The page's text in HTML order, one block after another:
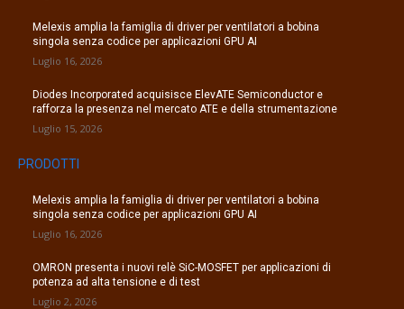
Melexis amplia la famiglia di driver per ventilatori a bobina
singola senza codice per applicazioni GPU AI
Luglio 16, 2026
Diodes Incorporated acquisisce ElevATE Semiconductor e
rafforza la presenza nel mercato ATE e della strumentazione
Luglio 15, 2026
PRODOTTI
Melexis amplia la famiglia di driver per ventilatori a bobina
singola senza codice per applicazioni GPU AI
Luglio 16, 2026
OMRON presenta i nuovi relè SiC-MOSFET per applicazioni di
potenza ad alta tensione e di test
Luglio 2, 2026